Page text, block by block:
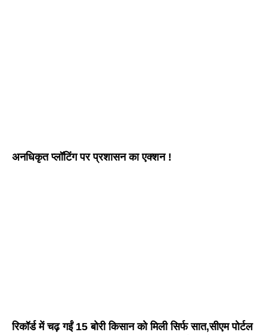
अनधिकृत प्लॉटिंग पर प्रशासन का एक्शन !
रिकॉर्ड में चढ़ गईं 15 बोरी किसान को मिली सिर्फ सात,सीएम पोर्टल